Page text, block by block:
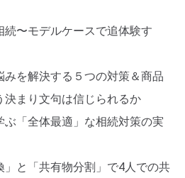
モデルケースで追体験す
解決する５つの対策＆商品
り文句は信じられるか
全体最適」な相続対策の実
「共有物分割」で4人での共